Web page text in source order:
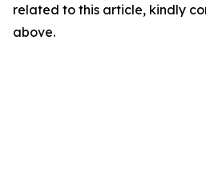
related to this article, kindly
above.